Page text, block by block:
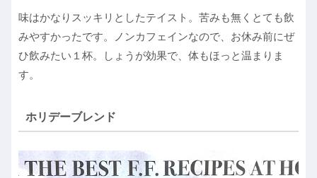
味はかなりスッキリとしたテイスト。苦みも無くとても飲
みやすかったです。ノンカフェインなので、お休み前にぜ
ひ飲みたい１杯。しょうが効果で、体もほっと温まりま
す。
ホリデーブレンド